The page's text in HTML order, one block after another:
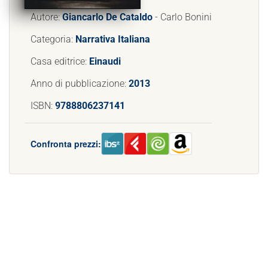
Autore:Giancarlo De Cataldo - Carlo Bonini
Categoria: Narrativa Italiana
Casa editrice: Einaudi
Anno di pubblicazione: 2013
ISBN: 9788806237141
Confronta prezzi: